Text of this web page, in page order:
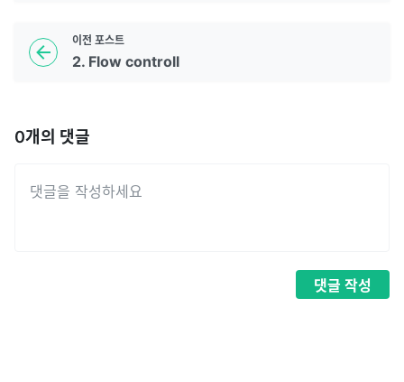
이전 포스트
2. Flow controll
0개의 댓글
댓글 작성